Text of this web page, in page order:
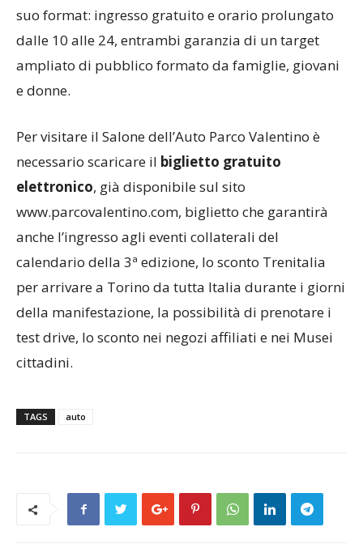
suo format: ingresso gratuito e orario prolungato
dalle 10 alle 24, entrambi garanzia di un target
ampliato di pubblico formato da famiglie, giovani
e donne.
Per visitare il Salone dell’Auto Parco Valentino è
necessario scaricare il biglietto gratuito
elettronico, già disponibile sul sito
www.parcovalentino.com, biglietto che garantirà
anche l’ingresso agli eventi collaterali del
calendario della 3ª edizione, lo sconto Trenitalia
per arrivare a Torino da tutta Italia durante i giorni
della manifestazione, la possibilità di prenotare i
test drive, lo sconto nei negozi affiliati e nei Musei
cittadini.
TAGS auto